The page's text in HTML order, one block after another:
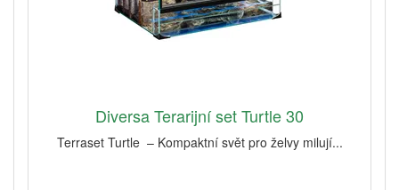
Diversa Terarijní set Turtle 30
Terraset Turtle – Kompaktní svět pro želvy milují...